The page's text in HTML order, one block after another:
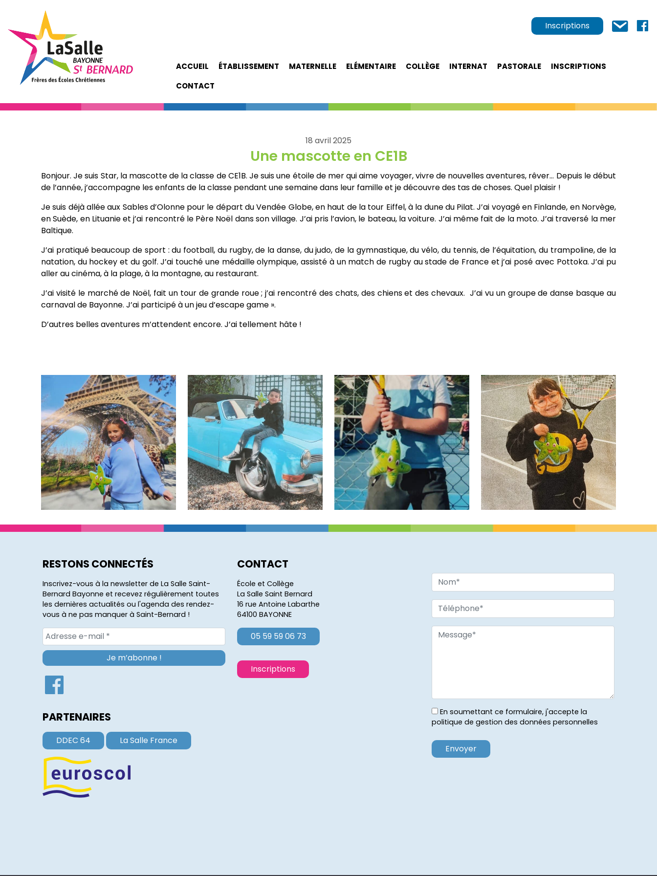
Inscriptions
ACCUEIL ÉTABLISSEMENT MATERNELLE ELÉMENTAIRE COLLÈGE INTERNAT PASTORALE
INSCRIPTIONS
CONTACT
18 avril 2025
Une mascotte en CE1B
Bonjour. Je suis Star, la mascotte de la classe de CE1B. Je suis une étoile de mer qui aime voyager, vivre de nouvelles aventures, rêver… Depuis le début
de l’année, j’accompagne les enfants de la classe pendant une semaine dans leur famille et je découvre des tas de choses. Quel plaisir !
Je suis déjà allée aux Sables d’Olonne pour le départ du Vendée Globe, en haut de la tour Eiffel, à la dune du Pilat. J’ai voyagé en Finlande, en Norvège,
en Suède, en Lituanie et j’ai rencontré le Père Noël dans son village. J’ai pris l’avion, le bateau, la voiture. J’ai même fait de la moto. J’ai traversé la mer
Baltique.
J’ai pratiqué beaucoup de sport : du football, du rugby, de la danse, du judo, de la gymnastique, du vélo, du tennis, de l’équitation, du trampoline, de la
natation, du hockey et du golf. J’ai touché une médaille olympique, assisté à un match de rugby au stade de France et j’ai posé avec Pottoka. J’ai pu
aller au cinéma, à la plage, à la montagne, au restaurant.
J’ai visité le marché de Noël, fait un tour de grande roue ; j’ai rencontré des chats, des chiens et des chevaux. J’ai vu un groupe de danse basque au
carnaval de Bayonne. J’ai participé à un jeu d’escape game ».
D’autres belles aventures m’attendent encore. J’ai tellement hâte !
RESTONS CONNECTÉS
Inscrivez-vous à la newsletter de La Salle Saint-
Bernard Bayonne et recevez régulièrement toutes
les dernières actualités ou l'agenda des rendez-
vous à ne pas manquer à Saint-Bernard !
PARTENAIRES
DDEC 64 La Salle France
CONTACT
École et Collège
La Salle Saint Bernard
16 rue Antoine Labarthe
64100 BAYONNE
05 59 59 06 73
Inscriptions
En soumettant ce formulaire, j'accepte la
politique de gestion des données personnelles